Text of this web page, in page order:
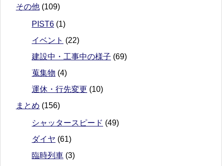
その他 (109)
PIST6 (1)
イベント (22)
建設中・工事中の様子 (69)
蒐集物 (4)
運休・行先変更 (10)
まとめ (156)
シャッタースピード (49)
ダイヤ (61)
臨時列車 (3)